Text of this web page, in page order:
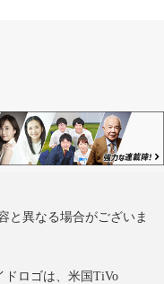
と異なる場合がございま
ドロゴは、米国TiVo